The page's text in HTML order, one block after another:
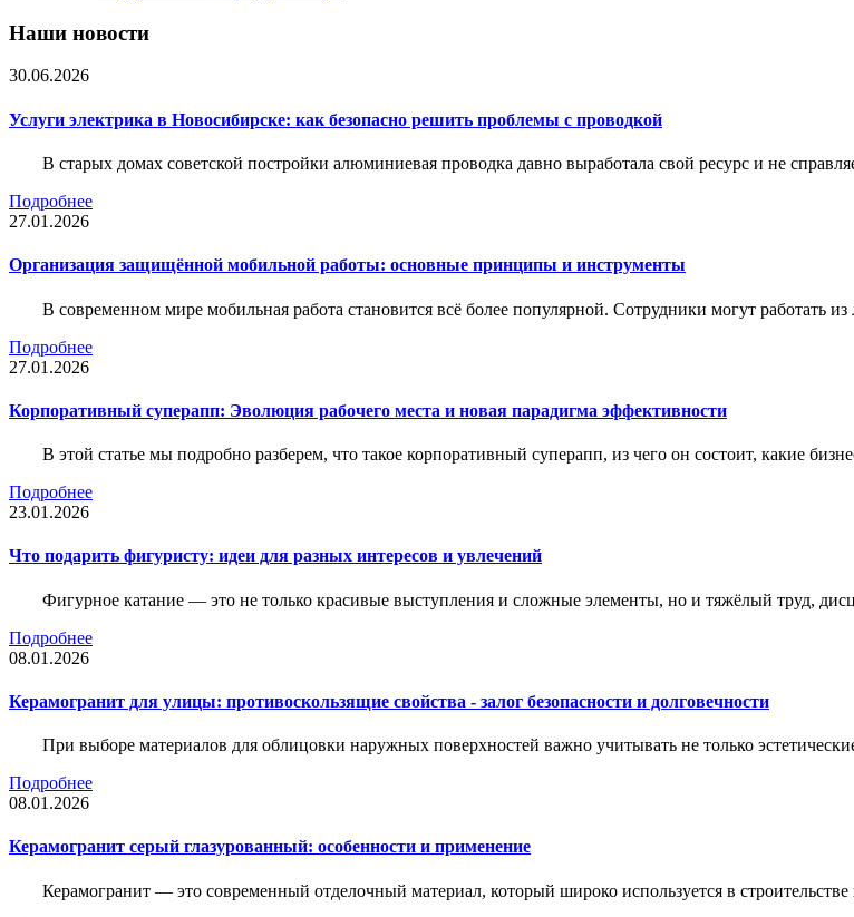
Наши новости
30.06.2026
Услуги электрика в Новосибирске: как безопасно решить проблемы с проводкой
В старых домах советской постройки алюминиевая проводка давно выработала свой ресурс и не
Подробнее
27.01.2026
Организация защищённой мобильной работы: основные принципы и инструменты
В современном мире мобильная работа становится всё более популярной. Сотрудники могут работать
Подробнее
27.01.2026
Корпоративный суперапп: Эволюция рабочего места и новая парадигма эффективности
В этой статье мы подробно разберем, что такое корпоративный суперапп, из чего он состоит, какие
Подробнее
23.01.2026
Что подарить фигуристу: идеи для разных интересов и увлечений
Фигурное катание — это не только красивые выступления и сложные элементы, но и тяжёлый труд,
Подробнее
08.01.2026
Керамогранит для улицы: противоскользящие свойства - залог безопасности и долговечности
При выборе материалов для облицовки наружных поверхностей важно учитывать не только
Подробнее
08.01.2026
Керамогранит серый глазурованный: особенности и применение
Керамогранит — это современный отделочный материал, который широко используется в строительстве